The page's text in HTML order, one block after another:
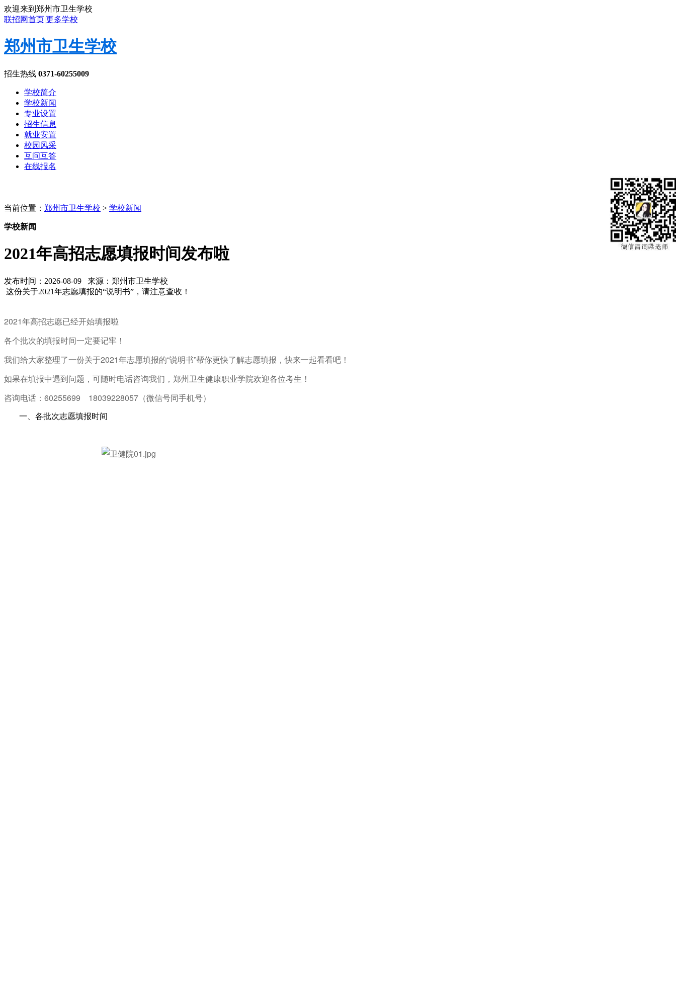
欢迎来到郑州市卫生学校
联招网首页|更多学校
郑州市卫生学校
招生热线 0371-60255009
学校简介
学校新闻
专业设置
招生信息
就业安置
校园风采
互问互答
在线报名
当前位置： 郑州市卫生学校 > 学校新闻
学校新闻
2021年高招志愿填报时间发布啦
发布时间：2026-08-09 来源：郑州市卫生学校
这份关于2021年志愿填报的“说明书”，请注意查收！
2021年高招志愿已经开始填报啦
各个批次的填报时间一定要记牢！
我们给大家整理了一份关于2021年志愿填报的“说明书”帮你更快了解志愿填报，快来一起看看吧！
如果在填报中遇到问题，可随时电话咨询我们，郑州卫生健康职业学院欢迎各位考生！
咨询电话： 60255699 18039228057（微信号同手机号）
一、各批次志愿填报时间